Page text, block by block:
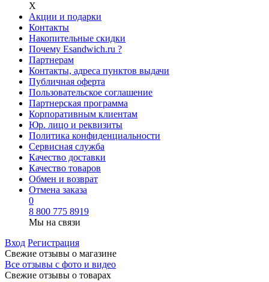
Х
Акции и подарки
Контакты
Накопительные скидки
Почему Esandwich.ru ?
Партнерам
Контакты, адреса пунктов выдачи
Публичная оферта
Пользовательское соглашение
Партнерская программа
Корпоративным клиентам
Юр. лицо и реквизиты
Политика конфиденциальности
Сервисная служба
Качество доставки
Качество товаров
Обмен и возврат
Отмена заказа
0
8 800 775 8919
Мы на связи
Вход Регистрация
Свежие отзывы о магазине
Все отзывы с фото и видео
Свежие отзывы о товарах